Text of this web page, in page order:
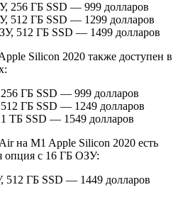
256 ГБ SSD — 999 долларов
512 ГБ SSD — 1299 долларов
512 ГБ SSD — 1499 долларов
Silicon 2020 также доступен в
ГБ SSD — 999 долларов
ГБ SSD — 1249 долларов
ТБ SSD — 1549 долларов
на M1 Apple Silicon 2020 есть
опция с 16 ГБ ОЗУ:
512 ГБ SSD — 1449 долларов